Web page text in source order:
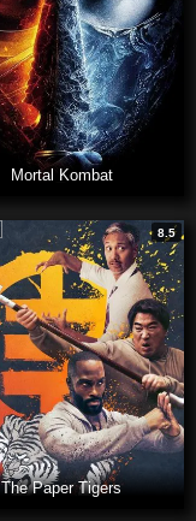
Mortal Kombat
8.5
The Paper Tigers